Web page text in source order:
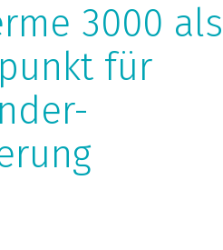
3000 als
für